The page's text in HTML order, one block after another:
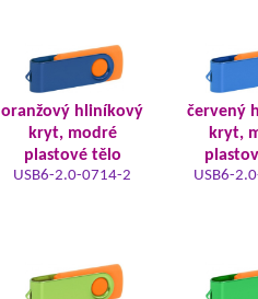
oranžový hliníkový
kryt, modré
plastové tělo
USB6-2.0-0714-2
červený
kryt,
USB6-